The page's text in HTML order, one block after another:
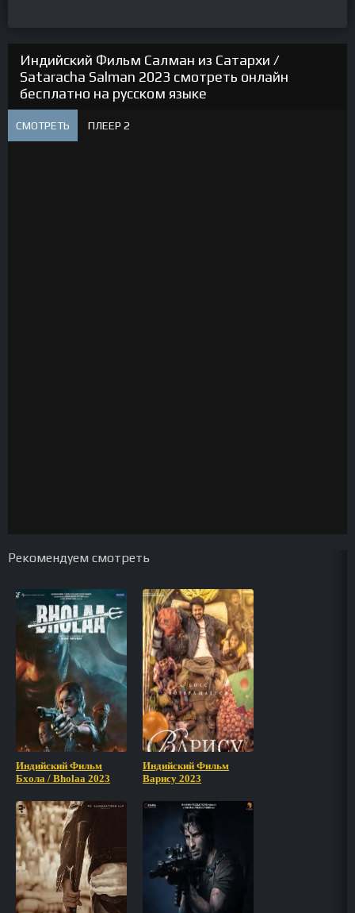
Индийский Фильм Салман из Сатархи /
Sataracha Salman 2023 смотреть онлайн
бесплатно на русском языке
СМОТРЕТЬ ПЛЕЕР 2
Рекомендуем смотреть
Индийский Фильм
Бхола / Bholaa 2023
Индийский Фильм
Варису 2023